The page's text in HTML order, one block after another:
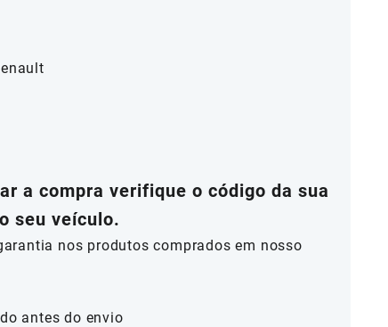
a compra verifique o código da sua
seu veículo.
nos produtos comprados em nosso
antes do envio